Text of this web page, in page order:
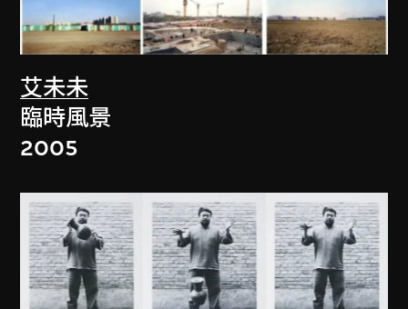
艾未未
臨時風景
2005